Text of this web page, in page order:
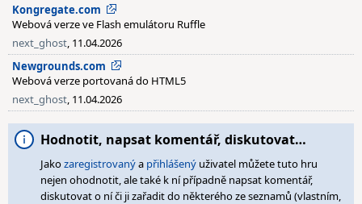
Kongregate.com
Webová verze ve Flash emulátoru Ruffle
next_ghost, 11.04.2026
Newgrounds.com
Webová verze portovaná do HTML5
next_ghost, 11.04.2026
Hodnotit, napsat komentář, diskutovat…
Jakozaregistrovanýa přihlášený uživatel můžete tuto hru
nejen ohodnotit, ale také k ní případně napsat komentář,
diskutovat o ní či ji zařadit do některého ze seznamů (vlastním,